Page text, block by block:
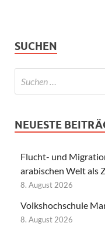
SUCHEN
NEUESTE
Flucht- und
arabischen Welt als
8. August 2026
Volkshochschule
8. August 2026